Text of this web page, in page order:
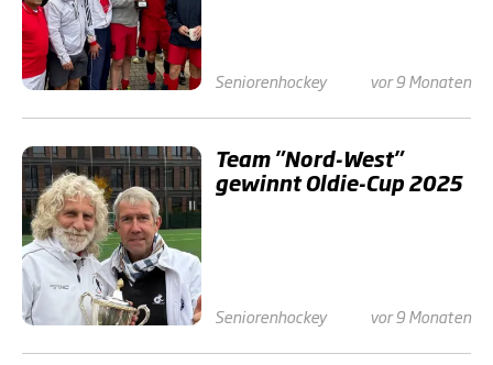
Seniorenhockey vor 9 Monaten
Team "Nord-West"
gewinnt Oldie-Cup 2025
Seniorenhockey vor 9 Monaten